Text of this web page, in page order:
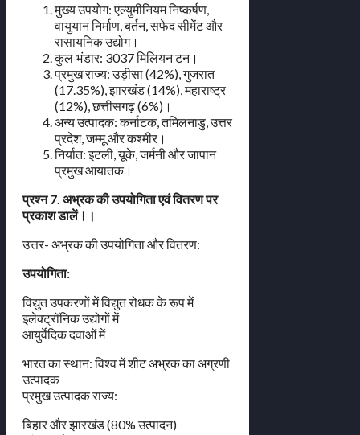
मुख्य उपयोग: एल्युमीनियम निष्कर्षण,
वायुयान निर्माण, बर्तन, सफेद सीमेंट और
रासायनिक उद्योग।
कुल भंडार: 3037 मिलियन टन।
प्रमुख राज्य: उड़ीसा (42%), गुजरात
(17.35%), झारखंड (14%), महाराष्ट्र
(12%), छत्तीसगढ़ (6%)।
अन्य उत्पादक: कर्नाटक, तमिलनाडु, उत्तर
प्रदेश, जम्मू और कश्मीर।
निर्यात: इटली, यूके, जर्मनी और जापान
प्रमुख आयातक।
प्रश्न 7. अभ्रक की उपयोगिता एवं वितरण पर
प्रकाश डालें।।
उत्तर- अभ्रक की उपयोगिता और वितरण:
उपयोगिता:
विद्युत उपकरणों में विद्युत रोधक के रूप में
इलेक्ट्रॉनिक उद्योगों में
आयुर्वेदिक दवाओं में
भारत का स्थान: विश्व में शीट अभ्रक का अग्रणी
उत्पादक
प्रमुख उत्पादक राज्य:
बिहार और झारखंड (80% उत्पादन)